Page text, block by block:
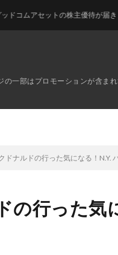
の一部はプロモーションが含ま
ットの株主優待が届きました
ドナルドの行った気になる！N.Y.
の行った気